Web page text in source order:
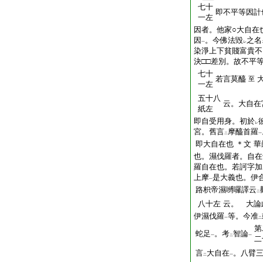
七十
一左
即不平等因計
因者。他家○大自在
因 一。今佛法毀レ之名
染淨上下貧賤富貴
決□□差別。故不平
七十
一左
若言莫醯 至
五十八
紙左
云。大自
即自受用身。初於レ
宮。舊言二 摩醯首羅一
即大自在也 ＊文 華
也。濕伐羅者。自
羅自在也。若訶字加
上摩一是大義也。伊
路枳帝濕嚩囉譯云 二
八十左 云。 大論
伊濕伐羅一等。今准二
蛇足 一。考二智論一
言二 大自在一。八臂